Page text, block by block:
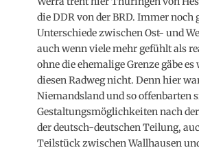
die DDR von der BRD. Immer noch
Unterschiede zwischen Ost- und
auch wenn viele mehr gefühlt als
ohne die ehemalige Grenze gäbe es
diesen Radweg nicht. Denn hier
Niemandsland und so offenbarten
Gestaltungsmöglichkeiten nach
der deutsch-deutschen Teilung,
Teilstück zwischen Wallhausen